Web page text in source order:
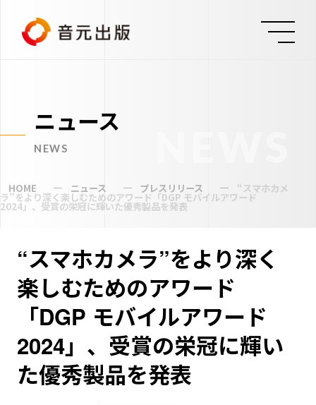
ニュース
NEWS
HOME ニュース プレスリリース “スマホカメ
ラ”をより深く楽しむためのアワード「DGP モバイルアワード
2024」、受賞の栄冠に輝いた優秀製品を発表
“スマホカメラ”をより深く
楽しむためのアワード
「DGP モバイルアワード
2024」、受賞の栄冠に輝い
た優秀製品を発表